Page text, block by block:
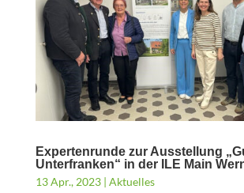
Expertenrunde zur Ausstellung
Unterfranken“ in der ILE Main
13 Apr., 2023| Aktuelles